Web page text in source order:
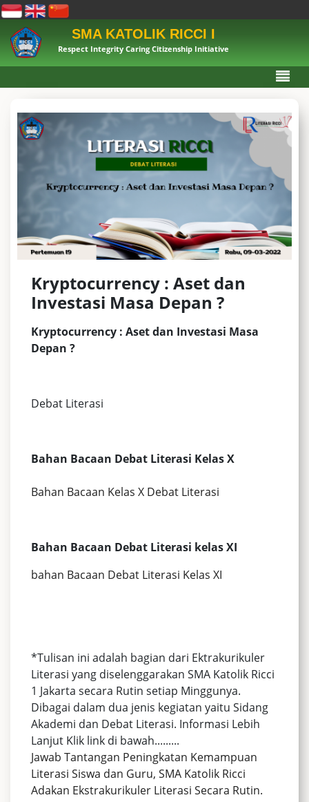
SMA KATOLIK RICCI I
Respect Integrity Caring Citizenship Initiative
Kryptocurrency : Aset dan
Investasi Masa Depan ?
Kryptocurrency : Aset dan Investasi Masa
Depan ?
Debat Literasi
Bahan Bacaan Debat Literasi Kelas X
Bahan Bacaan Kelas X Debat Literasi
Bahan Bacaan Debat Literasi kelas XI
bahan Bacaan Debat Literasi Kelas XI
*Tulisan ini adalah bagian dari Ektrakurikuler
Literasi yang diselenggarakan SMA Katolik Ricci
1 Jakarta secara Rutin setiap Minggunya.
Dibagai dalam dua jenis kegiatan yaitu Sidang
Akademi dan Debat Literasi. Informasi Lebih
Lanjut Klik link di bawah.........
Jawab Tantangan Peningkatan Kemampuan
Literasi Siswa dan Guru, SMA Katolik Ricci
Adakan Ekstrakurikuler Literasi Secara Rutin.